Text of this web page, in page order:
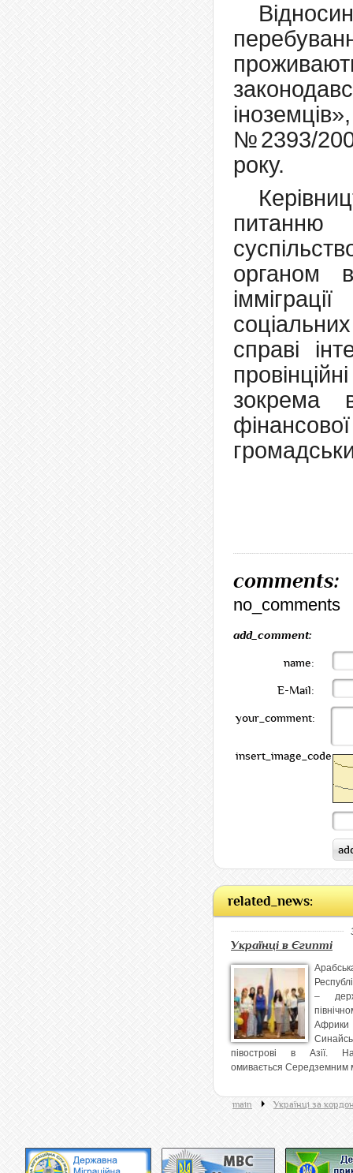
№2393/
року.
питанню
органом
справі
зокрема
comments:
no_comments
add_comment:
name:
E-Mail:
your_comment:
insert_image_code:
related_news:
Українці в Єгипті
–
півострові в Азії.
омивається Середземним
main Українці за